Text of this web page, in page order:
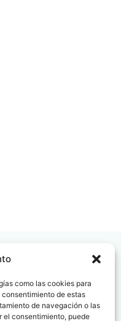
como las cookies para
de estas
de navegación o las
el consentimiento, puede